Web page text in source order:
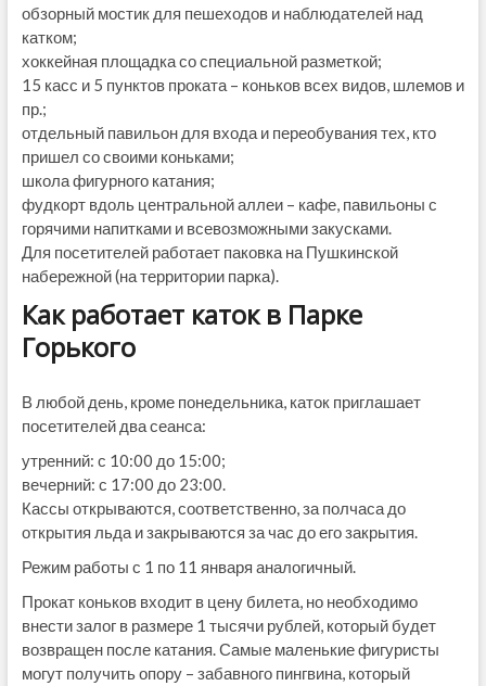
обзорный мостик для пешеходов и наблюдателей над
катком;
хоккейная площадка со специальной разметкой;
15 касс и 5 пунктов проката – коньков всех видов, шлемов и
пр.;
отдельный павильон для входа и переобувания тех, кто
пришел со своими коньками;
школа фигурного катания;
фудкортвдоль центральной аллеи – кафе, павильоны с
горячими напитками и всевозможными закусками.
Для посетителей работает паковка на Пушкинской
набережной (на территории парка).
Как работает каток в Парке
Горького
В любой день, кроме понедельника, каток приглашает
посетителей два сеанса:
утренний: с 10:00 до 15:00;
вечерний: с 17:00 до 23:00.
Кассы открываются, соответственно, за полчаса до
открытия льда и закрываются за час до его закрытия.
Режим работы с 1 по 11 января аналогичный.
Прокат коньков входит в цену билета, но необходимо
внести залог в размере 1 тысячи рублей, который будет
возвращен после катания. Самые маленькие фигуристы
могут получить опору – забавного пингвина, который